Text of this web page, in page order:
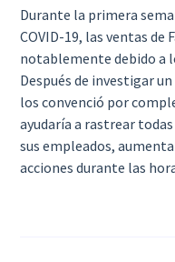
Durante la primera
COVID-19, las ventas de
notablemente debido a
Después de investigar
los convenció por
ayudaría a rastrear
sus empleados,
acciones durante las